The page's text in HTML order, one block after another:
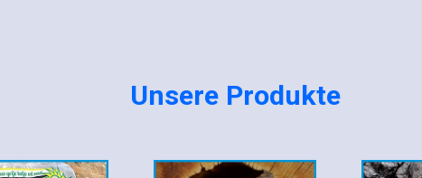
Unsere Produkte